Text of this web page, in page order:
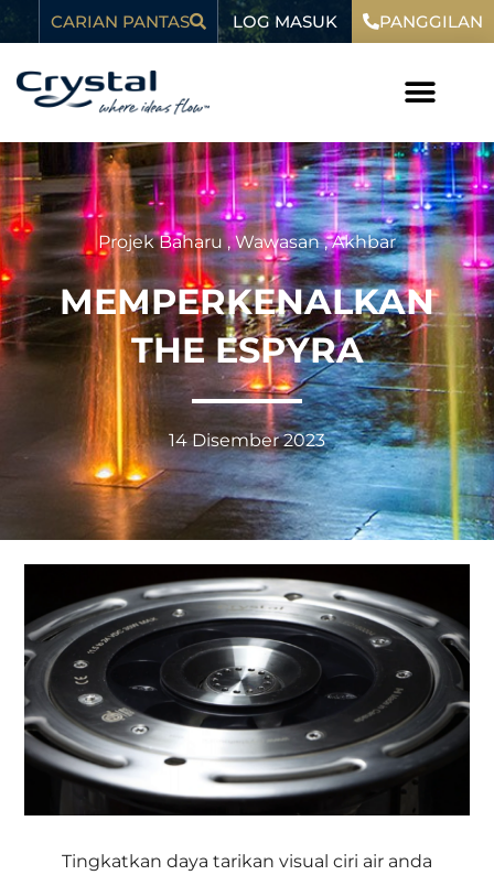
kandungan
Langkau
CARIAN PANTAS LOG MASUK PANGGILAN
Projek Baharu,Wawasan,Akhbar
MEMPERKENALKAN
THE ESPYRA
14 Disember 2023
Tingkatkan daya tarikan visual ciri air anda